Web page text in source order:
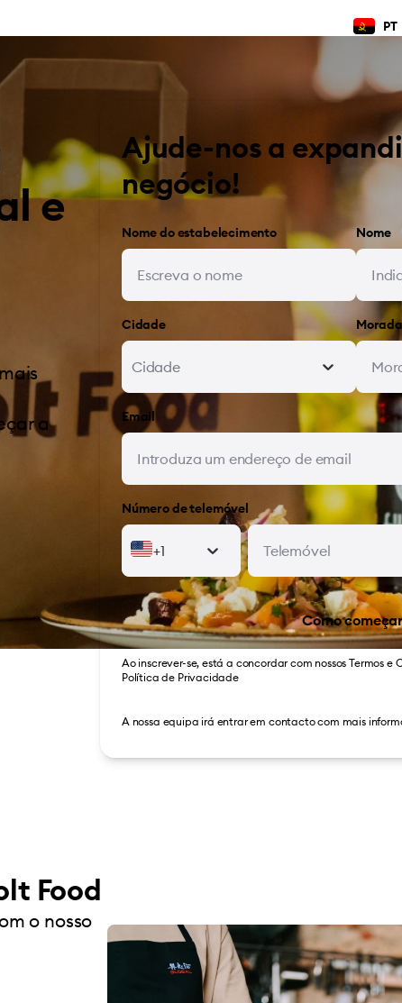
PT
e
a
Ajude-nos a
negócio!
Nome do estabelecimento Nome
Cidade
Cidade
Morada
Email
Número de telemóvel
+1
Como
Ao inscrever-se, está a concordar com nossosTermos e
Política de Privacidade
A nossa equipa irá entrar em contacto com mais
Food
o nosso